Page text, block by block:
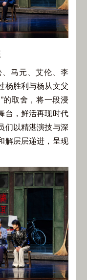
、马元、艾伦、李
杨胜利与杨从文父
的取舍，将一段浸
台，鲜活再现时代
们以精湛演技与深
解层层递进，呈现